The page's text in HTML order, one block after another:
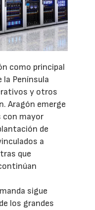
como principal
la Península
y otros
Aragón emerge
con mayor
de
a
que
sigue
los grandes